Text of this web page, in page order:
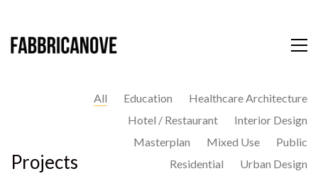
Projects
All Education
Healthcare Architecture
Hotel / Restaurant
Interior Design
Masterplan
Mixed Use
Public
Residential
Urban Design